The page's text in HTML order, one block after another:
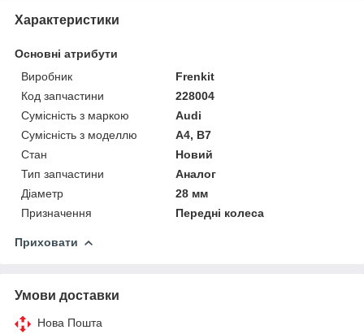
Характеристики
Основні атрибути
Виробник
Frenkit
Код запчастини
228004
Сумісність з маркою
Audi
Сумісність з моделлю
A4, B7
Стан
Новий
Тип запчастини
Аналог
Діаметр
28 мм
Призначення
Передні колеса
Приховати
Умови доставки
Нова Пошта